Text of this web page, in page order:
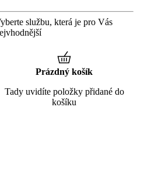
službu, která je pro Vás
Prázdný košík
Tady uvidíte položky přidané do
košíku